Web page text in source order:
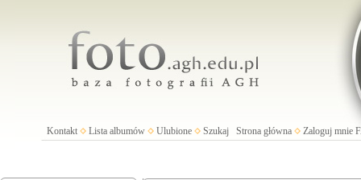
Kontakt Lista albumów Ulubione Szukaj Strona główna Zaloguj mnie